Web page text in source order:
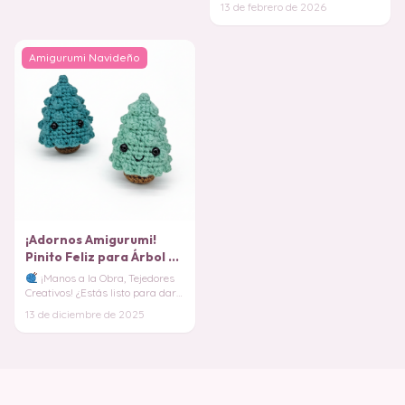
especial que un r
13 de febrero de 2026
Amigurumi Navideño
¡Adornos Amigurumi!
Pinito Feliz para Árbol de
Navidad
¡Manos a la Obra, Tejedores
Creativos! ¿Estás listo para darle
toque
13 de diciembre de 2025